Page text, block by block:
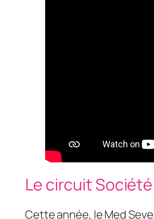
Le circuit
Cette année, le Med